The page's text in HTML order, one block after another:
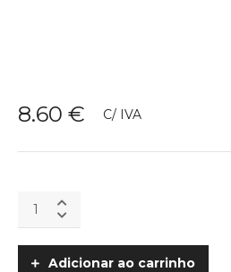
8.60 € C/ IVA
Quadrado
quantity
Adicionar ao carrinho